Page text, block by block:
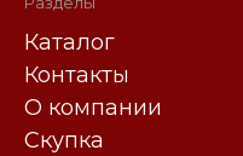
Каталог
Контакты
О компании
Скупка